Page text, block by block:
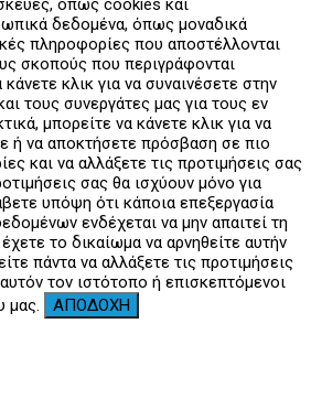
όπως cookies και
δεδομένα, όπως μοναδικά
πληροφορίες που αποστέλλονται
σκοπούς που περιγράφονται
κλικ για να συναινέσετε στην
τους συνεργάτες μας για τους εν
μπορείτε να κάνετε κλικ για να
ή να αποκτήσετε πρόσβαση σε πιο
και να αλλάξετε τις προτιμήσεις σας
σας θα ισχύουν μόνο για
υπόψη ότι κάποια επεξεργασία
ενδέχεται να μην απαιτεί τη
το δικαίωμα να αρνηθείτε αυτήν
πάντα να αλλάξετε τις προτιμήσεις
τον ιστότοπο ή επισκεπτόμενοι
μας.
ΑΠΟΔΟΧΗ